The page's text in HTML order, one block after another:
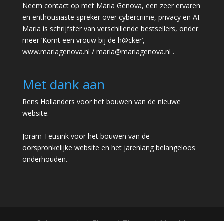
Neem contact op met Maria Genova, een zeer ervaren
en enthousiaste spreker over cybercrime, privacy en AI.
Maria is schrijfster van verschillende bestsellers, onder
meer ‘Komt een vrouw bij de h@cker’,
www.mariagenova.nl / maria@mariagenova.nl .
Met dank aan
Rens Hollanders voor het bouwen van de nieuwe
website.
Joram Teusink voor het bouwen van de
oorspronkelijke website en het jarenlang belangeloos
onderhouden.